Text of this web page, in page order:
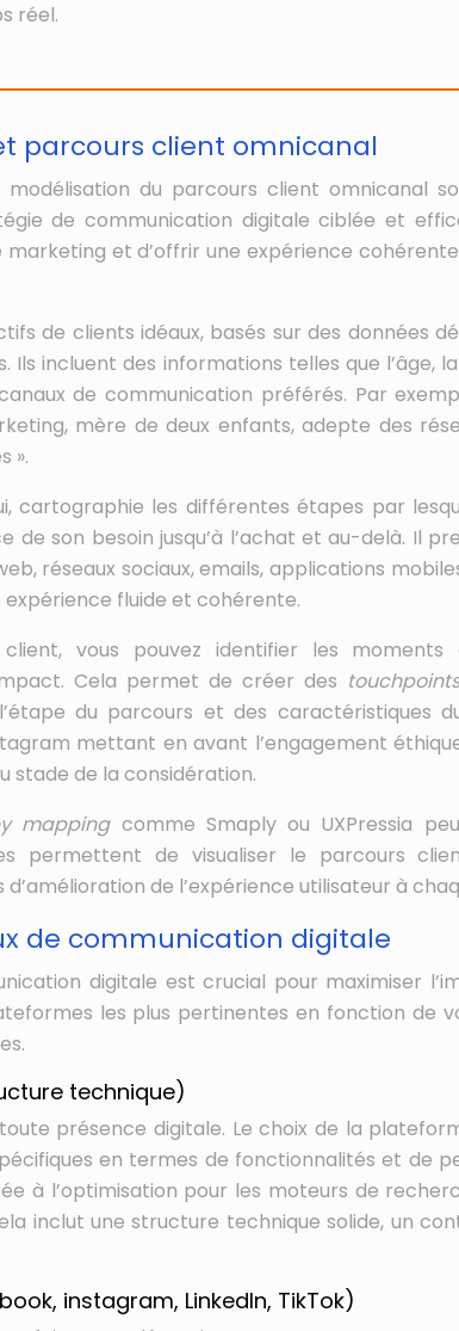
réel.
parcours client omnicanal
du parcours client omnicanal
de communication digitale ciblée et
et d’offrir une expérience
de clients idéaux, basés sur des données
incluent des informations telles que l’âge,
de communication préférés. Par
mère de deux enfants, adepte des
».
cartographie les différentes étapes par
son besoin jusqu’à l’achat et au-delà. Il
réseaux sociaux, emails, applications
fluide et cohérente.
vous pouvez identifier les
Cela permet de créer des
du parcours et des caractéristiques
mettant en avant l’engagement
de la considération.
mapping comme Smaply ou UXPressia
permettent de visualiser le parcours
de l’expérience utilisateur à
de communication digitale
digitale est crucial pour maximiser
les plus pertinentes en fonction de
technique)
présence digitale. Le choix de la
en termes de fonctionnalités et de
à l’optimisation pour les moteurs de
inclut une structure technique solide, un
instagram, LinkedIn, TikTok)